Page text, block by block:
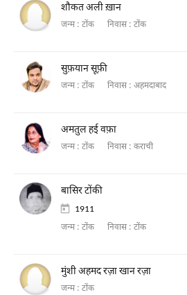
शौकत अली ख़ान
जन्म : टोंक निवास : टोंक
सुफ़यान सूफ़ी
जन्म : टोंक निवास : अहमदाबाद
अमतुल हई वफ़ा
जन्म : टोंक निवास : कराची
बासिर टोंकी
1911
जन्म : टोंक निवास : टोंक
मुंशी अहमद रज़ा खान रज़ा
जन्म : टोंक